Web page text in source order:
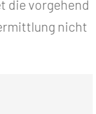
die vorgehend
nicht